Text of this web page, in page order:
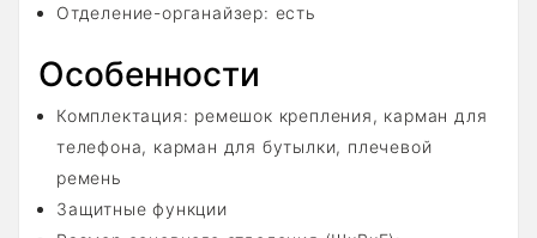
Отделение-органайзер: есть
Особенности
Комплектация: ремешок крепления, карман для
телефона, карман для бутылки, плечевой
ремень
Защитные функции